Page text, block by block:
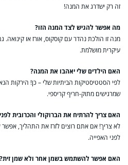
זה רק ישדרג את המנה!
מה אפשר להגיש לצד המנה הזו?
מנה זו הולכת נהדר עם קוסקוס, אורז או
עיקרית מושלמת.
האם הילדים שלי יאהבו את המנה?
לפי הסטטיסטיקות הביתיות שלי – כן! הירקות
שמרגישים מתוק-חריף קריספי.
האם צריך להרתיח את הברוקולי והכרובית
לא צריך! אם אתם רוצים לזרז את התהליך, אפשר
לפני האפייה.
האם אפשר להשתמש בשמן אחר ולא שמן זית?